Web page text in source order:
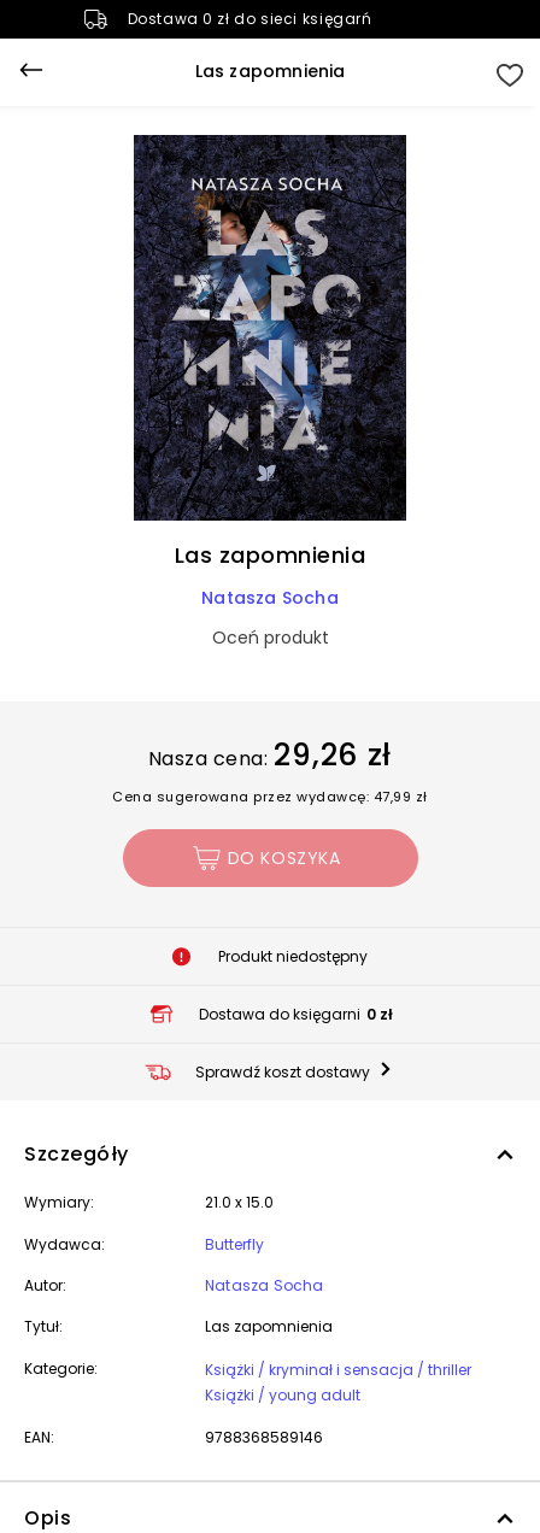
Dostawa 0 zł do sieci księgarń
Las zapomnienia
Las zapomnienia
Natasza Socha
Oceń produkt
Nasza cena: 29,26 zł
Cena sugerowana przez wydawcę: 47,99 zł
DO KOSZYKA
Produkt niedostępny
Dostawa do księgarni 0 zł
Sprawdź koszt dostawy
Szczegóły
Wymiary: 21.0 x 15.0
Wydawca:
Butterfly
Autor:
Natasza Socha
Tytuł:
Las zapomnienia
Kategorie:
Książki / kryminał i sensacja / thriller
Książki / young adult
EAN: 9788368589146
Opis